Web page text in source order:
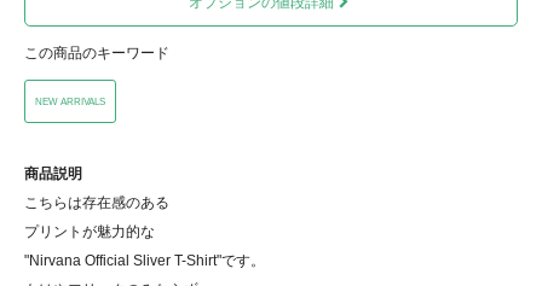
この商品のキーワード
NEW ARRIVALS
商品説明
こちらは存在感のある
プリントが魅力的な
"Nirvana Official Sliver T-Shirt"です。